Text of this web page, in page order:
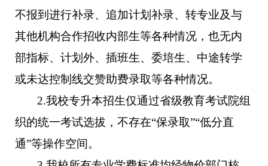
不报到进行补录、追加计划补录、转专业及与
其他机构合作招收内部生等各种情况，也无内
部指标、计划外、插班生、委培生、中途转学
或未达控制线交赞助费录取等各种情况。
2.我校专升本招生仅通过省级教育考试院组
织的统一考试选拔，不存在“保录取”“低分直
通”等操作空间。